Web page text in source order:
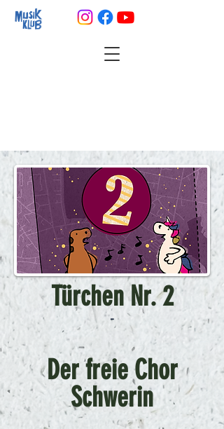
Türchen Nr. 2
-
Der freie Chor
Schwerin